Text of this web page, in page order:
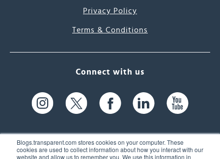
Blogs.transparent.com stores cookies on your computer. These
cookies are used to collect information about how you interact with our
website and allow us to remember you. We use this information in
Privacy Policy
Terms & Conditions
Connect with us